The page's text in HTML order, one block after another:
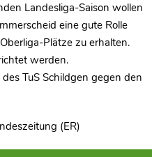
Landesliga-Saison wollen
eine gute Rolle
Plätze zu erhalten.
werden.
TuS Schildgen gegen den
(ER)